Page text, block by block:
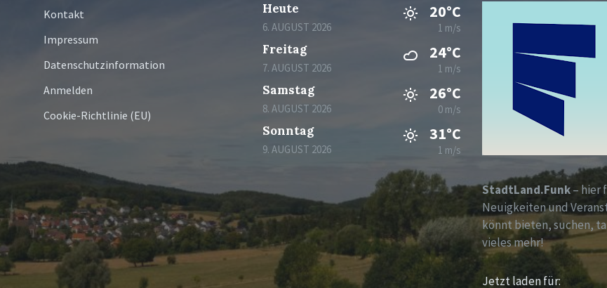
Kontakt
Impressum
Datenschutzinformation
Anmelden
Cookie-Richtlinie (EU)
Heute
6. AUGUST 2026
20°C
1 m/s
Freitag
7. AUGUST 2026
24°C
1 m/s
Samstag
8. AUGUST 2026
26°C
0 m/s
Sonntag
9. AUGUST 2026
31°C
1 m/s
StadtLand.Funk– hier
Neuigkeiten und
könnt bieten, suchen,
vieles mehr!
Jetzt laden für: